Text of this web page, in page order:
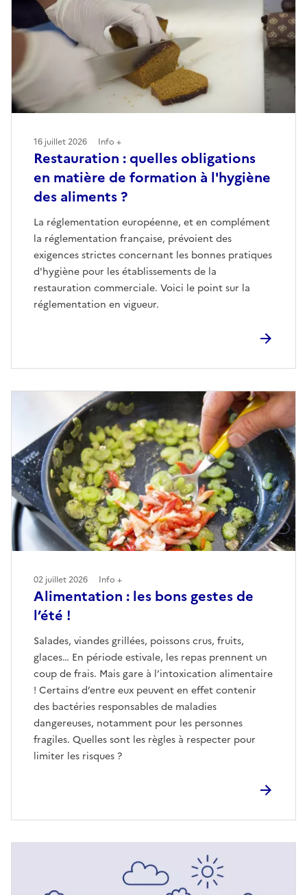
Restauration : quelles obligations
en matière de formation à l'hygiène
des aliments ?
La réglementation européenne, et en complément
la réglementation française, prévoient des
exigences strictes concernant les bonnes pratiques
d'hygiène pour les établissements de la
restauration commerciale. Voici le point sur la
réglementation en vigueur.
16 juillet 2026 Info +
Alimentation : les bons gestes de
l’été !
Salades, viandes grillées, poissons crus, fruits,
glaces… En période estivale, les repas prennent un
coup de frais. Mais gare à l’intoxication alimentaire
! Certains d’entre eux peuvent en effet contenir
des bactéries responsables de maladies
dangereuses, notamment pour les personnes
fragiles. Quelles sont les règles à respecter pour
limiter les risques ?
02 juillet 2026 Info +